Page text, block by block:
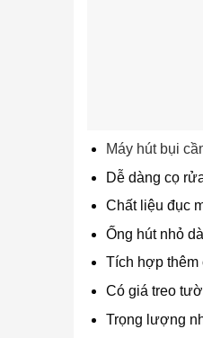
Máy hút bụi
Dễ dàng cọ
Chất liệu đục
Ống hút nhỏ
Tích hợp thêm
Có giá treo
Trọng lượng